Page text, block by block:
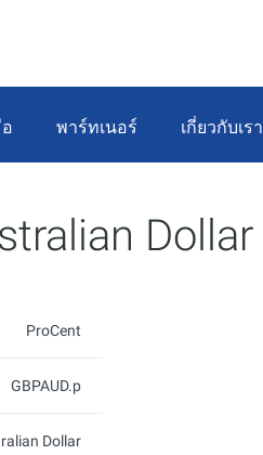
พาร์ทเนอร์ เกี่ยวกับเรา
Dollar
ProCent
GBPAUD.p
Dollar